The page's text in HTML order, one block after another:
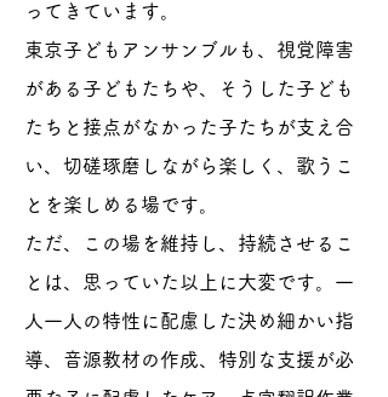
ってきています。
東京子どもアンサンブルも、視覚障害
がある子どもたちや、そうした子ども
たちと接点がなかった子たちが支え合
い、切磋琢磨しながら楽しく、歌うこ
とを楽しめる場です。
ただ、この場を維持し、持続させるこ
とは、思っていた以上に大変です。一
人一人の特性に配慮した決め細かい指
導、音源教材の作成、特別な支援が必